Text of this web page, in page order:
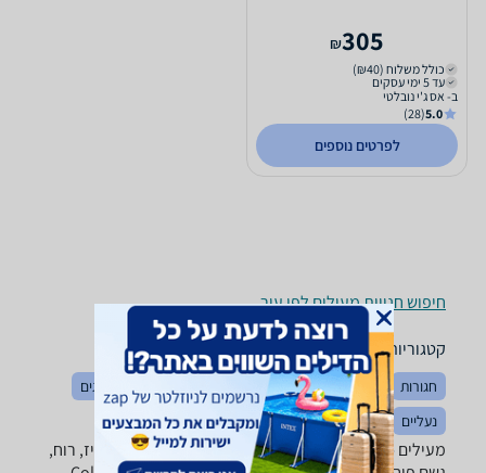
305
₪
כולל משלוח (₪40)
עד 5 ימי עסקים
ב- אס ג'י נובלטי
5.0
(28)
לפרטים נוספים
חיפוש חנויות מעילים לפי עיר
קטגוריות משלימות
חגורות הלבשה כללי כובעים מכנסיים
חולצות וסריגים
נעליים
בגדי ספורט
מעילים - ‏מעיל פוך ‏SGnovelty מבחר ענק של מעילי פליז, רוח,